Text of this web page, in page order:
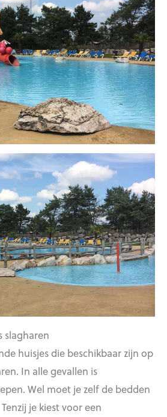
slagharen
huisjes die beschikbaar zijn op
In alle gevallen is
Wel moet je zelf de bedden
je kiest voor een